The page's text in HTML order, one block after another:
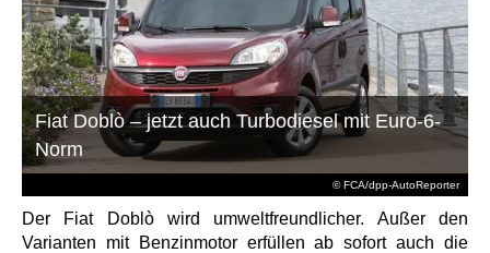
© FCA/dpp-AutoReporter
Fiat Doblò – jetzt auch Turbodiesel mit Euro-6-
Norm
Der Fiat Doblò wird umweltfreundlicher. Außer den
Varianten mit Benzinmotor erfüllen ab sofort auch die